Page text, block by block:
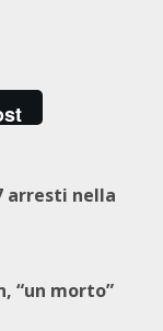
arresti nella
“un morto”